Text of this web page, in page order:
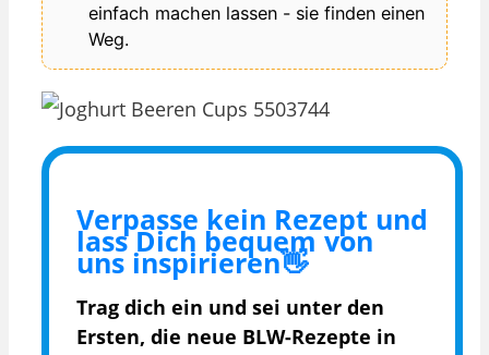
einfach machen lassen - sie finden einen
Weg.
Verpasse kein Rezept und
lass Dich bequem von
uns inspirieren👋
Trag dich ein und sei unter den
Ersten, die neue BLW-Rezepte in